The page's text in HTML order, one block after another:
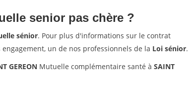
senior pas chère ?
sénior. Pour plus d'informations sur le contrat
engagement, un de nos professionnels de la Loi sénior.
GEREON Mutuelle complémentaire santé à SAINT